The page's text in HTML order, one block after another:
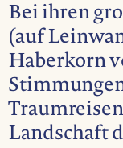
Bei ihren
(auf
Haberkorn
Landschaft